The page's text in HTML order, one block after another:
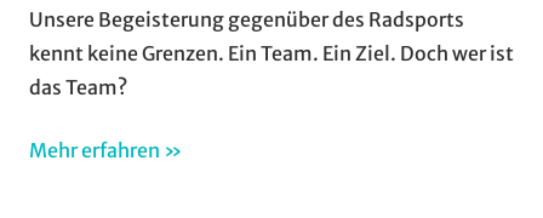
Unsere Begeisterung gegenüber des Radsports
kennt keine Grenzen. Ein Team. Ein Ziel. Doch wer ist
das Team?
Mehr erfahren »